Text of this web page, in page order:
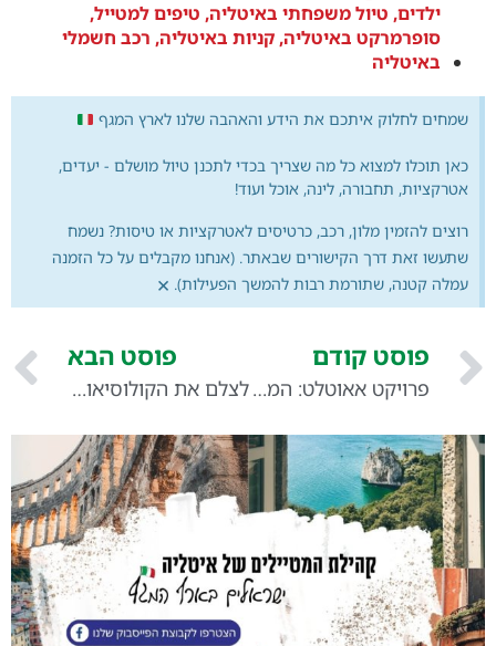
ילדים, טיול משפחתי באיטליה, טיפים למטייל,
סופרמרקט באיטליה,קניות באיטליה, רכב חשמלי
באיטליה
שמחים לחלוק איתכם את הידע והאהבה שלנו לארץ המגף
כאן תוכלו למצוא כל מה שצריך בכדי לתכנן טיול מושלם - יעדים,
אטרקציות, תחבורה, לינה, אוכל ועוד!
רוצים להזמין מלון, רכב, כרטיסים לאטרקציות או טיסות? נשמח
שתעשו זאת דרך הקישורים שבאתר. (אנחנו מקבלים על כל הזמנה
עמלה קטנה, שתורמת רבות להמשך הפעילות). ×
פוסט קודם
פרויקט אאוטלט: המדריך לישראלי שבא לעשות שופינג יוקרה באיטליה (בלי לצאת פראייר)
פוסט הבא
לצלם את הקולוסיאום מלמעלה? המדריך להטסת רחפנים באיטליה